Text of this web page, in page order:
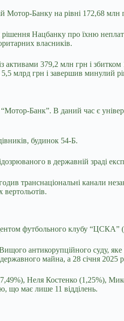
Мотор-Банку на рівні 172,68
Нацбанку про їхню
власників.
379,2 млн грн і
млрд грн і завершив минулий
Банк”. В даний час є
будинок 54-Б.
в державній зраді
транснаціональні канали
футбольного клубу “ЦСКА”
антикорупційного суду,
майна, а 28 січня
Неля Костенко (1,25%),
що має лише 11 відділень.